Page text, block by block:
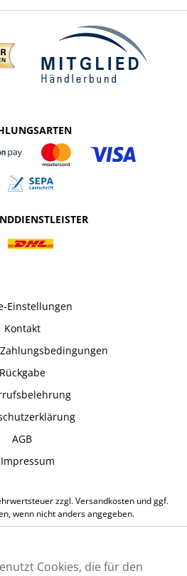
Einstellungen
Kontakt
Rückgabe
AGB
Impressum
zzgl.Versandkosten und ggf.
wenn nicht anders angegeben.
Cookies, die für den